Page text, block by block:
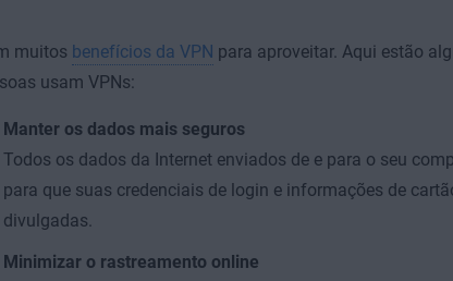
muitos benefícios da VPN para aproveitar. Aqui estão
usam VPNs:
Manter os dados mais seguros
Todos os dados da Internet enviados de e para o seu
para que suas credenciais de login e informações de
divulgadas.
Minimizar o rastreamento online